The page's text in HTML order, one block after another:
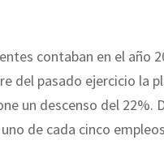
contaban en el año
del pasado ejercicio la
un descenso del 22%.
de cada cinco